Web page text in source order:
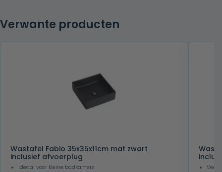
Verwante producten
Wastafel Fabio 35x35x11cm mat zwart
inclusief afvoerplug
Ideaal voor kleine badkamers
Veel